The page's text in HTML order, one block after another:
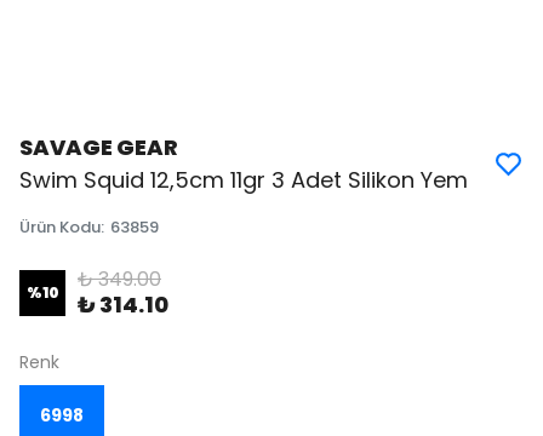
SAVAGE GEAR
Swim Squid 12,5cm 11gr 3 Adet Silikon Yem
Ürün Kodu: 63859
%10 ₺ 349.00
₺ 314.10
Renk
6998